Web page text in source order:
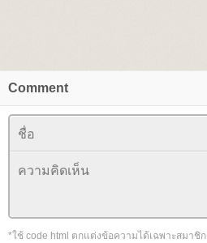
Comment
*ใช้ code html ตกแต่งข้อความได้เฉพาะสมาชิก